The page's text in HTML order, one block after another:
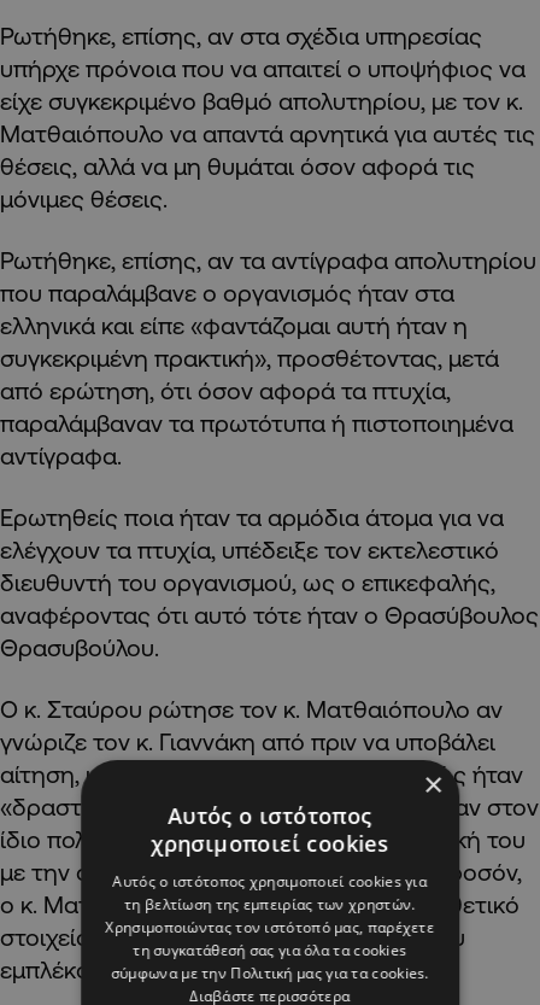
Ρωτήθηκε, επίσης, αν στα σχέδια υπηρεσίας
υπήρχε πρόνοια που να απαιτεί ο υποψήφιος να
είχε συγκεκριμένο βαθμό απολυτηρίου, με τον κ.
Ματθαιόπουλο να απαντά αρνητικά για αυτές τις
θέσεις, αλλά να μη θυμάται όσον αφορά τις
μόνιμες θέσεις.
Ρωτήθηκε, επίσης, αν τα αντίγραφα απολυτηρίου
που παραλάμβανε ο οργανισμός ήταν στα
ελληνικά και είπε «φαντάζομαι αυτή ήταν η
συγκεκριμένη πρακτική», προσθέτοντας, μετά
από ερώτηση, ότι όσον αφορά τα πτυχία,
παραλάμβαναν τα πρωτότυπα ή πιστοποιημένα
αντίγραφα.
Ερωτηθείς ποια ήταν τα αρμόδια άτομα για να
ελέγχουν τα πτυχία, υπέδειξε τον εκτελεστικό
διευθυντή του οργανισμού, ως ο επικεφαλής,
αναφέροντας ότι αυτό τότε ήταν ο Θρασύβουλος
Θρασυβούλου.
Ο κ. Σταύρου ρώτησε τον κ. Ματθαιόπουλο αν
γνώριζε τον κ. Γιαννάκη από πριν να υποβάλει
αίτηση, και αυτός απάντησε θετικά, καθώς ήταν
«δραστήριο μέλος της ΝΕΔΗΣΥ» και ανήκαν στον
ίδιο πολιτικό χώρο. Ερωτηθείς αν η εμπλοκή του
με την οργάνωση νεολαίας θεωρήθηκε προσόν,
ο κ. Ματθαιόπουλος είπε ότι θεωρήθηκε θετικό
στοιχείο, «γιατί μας ενδιέφεραν άτομα που
εμπλέκονταν σε θέματα νεολαίας».
×
Αυτός ο ιστότοπος
χρησιμοποιεί cookies
Αυτός ο ιστότοπος χρησιμοποιεί cookies για
τη βελτίωση της εμπειρίας των χρηστών.
Χρησιμοποιώντας τον ιστότοπό μας, παρέχετε
τη συγκατάθεσή σας για όλα τα cookies
σύμφωνα με την Πολιτική μας για τα cookies.
Διαβάστε περισσότερα